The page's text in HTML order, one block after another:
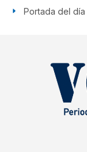
Portada del día